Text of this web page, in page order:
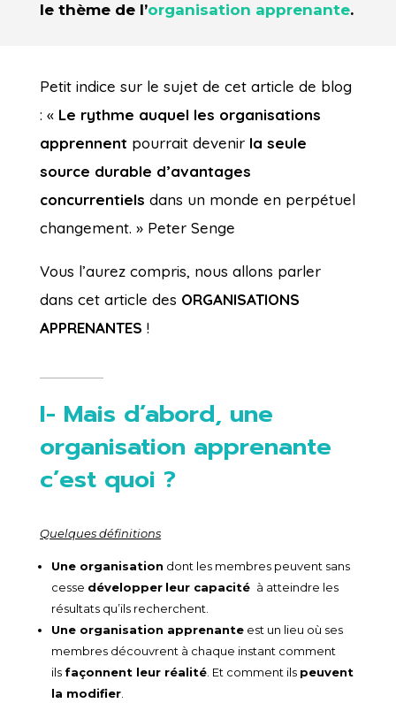
le thème de l’organisation apprenante.
Petit indice sur le sujet de cet article de blog
: « Le rythme auquel les organisations
apprennent pourrait devenir la seule
source durable d’avantages
concurrentiels dans un monde en perpétuel
changement. » Peter Senge
Vous l’aurez compris, nous allons parler
dans cet article des ORGANISATIONS
APPRENANTES !
I- Mais d’abord, une
organisation apprenante
c’est quoi ?
Quelques définitions
Une organisation dont les membres peuvent sans
cesse développer leur capacité à atteindre les
résultats qu’ils recherchent.
Une organisation apprenante est un lieu où ses
membres découvrent à chaque instant comment
ils façonnent leur réalité . Et comment ils peuvent
la modifier